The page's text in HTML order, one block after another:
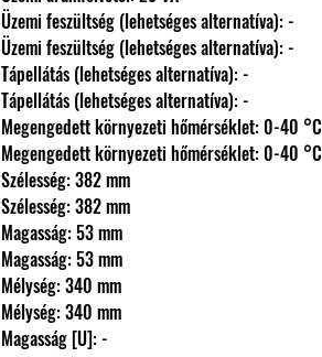
                Üzemi feszültség (lehetséges alternatíva): -
                Üzemi feszültség (lehetséges alternatíva): -
                Tápellátás (lehetséges alternatíva): -
                Tápellátás (lehetséges alternatíva): -
                Megengedett környezeti hőmérséklet: 0-40 °C
                Megengedett környezeti hőmérséklet: 0-40 °C
                Szélesség: 382 mm
                Szélesség: 382 mm
                Magasság: 53 mm
                Magasság: 53 mm
                Mélység: 340 mm
                Mélység: 340 mm
                Magasság [U]: -